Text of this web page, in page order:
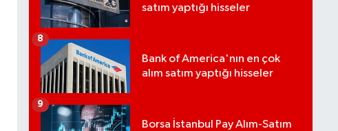
satım yaptığı hisseler
Bank of America'nın en çok
alım satım yaptığı hisseler
8
Borsa İstanbul Pay Alım-Satım
9